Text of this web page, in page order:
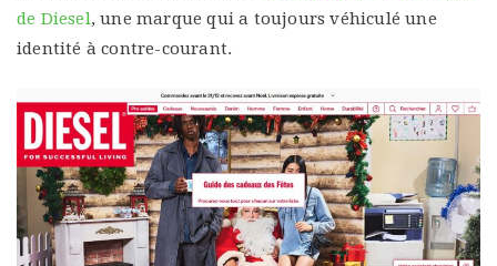
de Diesel, une marque qui a toujours véhiculé une
identité à contre-courant.